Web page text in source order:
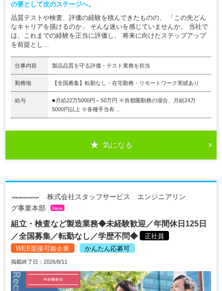
の要として次のステージへ。
品質テストや検査、評価の経験を積んできたものの、 「この先どん
なキャリアを描けるのか」 そんな迷いを感じていませんか。 当社で
は、これまでの経験を正当に評価し、 将来に向けたステップアップ
を前提とし...
仕事内容 製品品質を守る評価・テスト業務を担当
勤務地 【全国募集】転勤なし・在宅勤務・リモートワーク実績あり
給与
■月給22万5000円～50万円 ※首都圏勤務の場合、月給24万
5000円以上 ※各種手当有 ...
気になる
株式会社スタッフサービス エンジニアリン
グ事業本部
New
組立・検査など製造業務◆未経験歓迎／年間休日125日
／全国募集／転勤なし／学歴不問◆
正社員
WEB面接可能企業
かんたん応募可
掲載終了日：2026/8/11